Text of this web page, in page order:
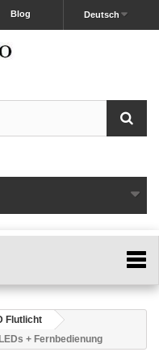
Deutsch
Blog
Flutlicht
+ Fernbedienung